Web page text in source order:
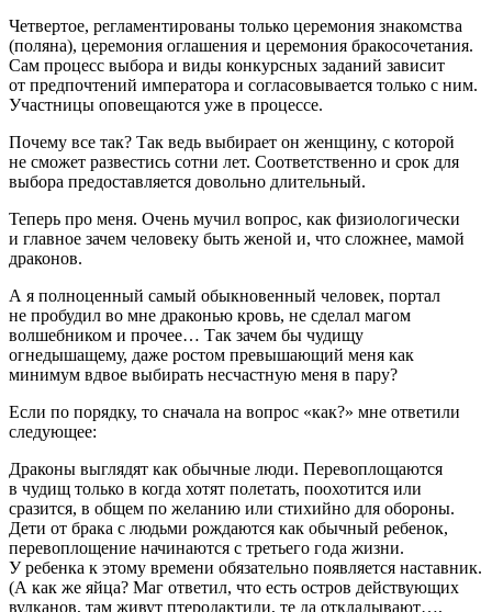
Четвертое, регламентированы только церемония знакомства
(поляна), церемония оглашения и церемония бракосочетания.
Сам процесс выбора и виды конкурсных заданий зависит
от предпочтений императора и согласовывается только с ним.
Участницы оповещаются уже в процессе.
Почему все так? Так ведь выбирает он женщину, с которой
не сможет развестись сотни лет. Соответственно и срок для
выбора предоставляется довольно длительный.
Теперь про меня. Очень мучил вопрос, как физиологически
и главное зачем человеку быть женой и, что сложнее, мамой
драконов.
А я полноценный самый обыкновенный человек, портал
не пробудил во мне драконью кровь, не сделал магом
волшебником и прочее… Так зачем бы чудищу
огнедышащему, даже ростом превышающий меня как
минимум вдвое выбирать несчастную меня в пару?
Если по порядку, то сначала на вопрос «как?» мне ответили
следующее:
Драконы выглядят как обычные люди. Перевоплощаются
в чудищ только в когда хотят полетать, поохотится или
сразится, в общем по желанию или стихийно для обороны.
Дети от брака с людьми рождаются как обычный ребенок,
перевоплощение начинаются с третьего года жизни.
У ребенка к этому времени обязательно появляется наставник.
(А как же яйца? Маг ответил, что есть остров действующих
вулканов, там живут птеродактили, те да откладывают…,